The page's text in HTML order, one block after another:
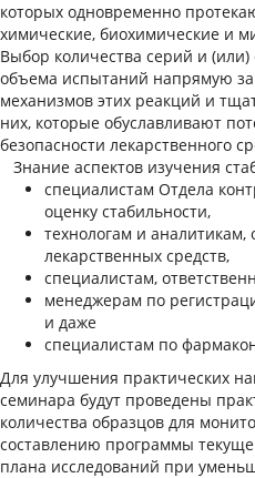
которых одновременно
химические, биохимические и
Выбор количества серий и
объема испытаний напрямую
механизмов этих реакций и
них, которые обуславливают
безопасности лекарственного
Знание аспектов изучения
специалистам Отдела
оценку стабильности,
технологам и аналитикам,
лекарственных средств,
специалистам,
менеджерам по
и даже
специалистам по
Для улучшения практических
семинара будут проведены
количества образцов для
составлению программы
плана исследований при